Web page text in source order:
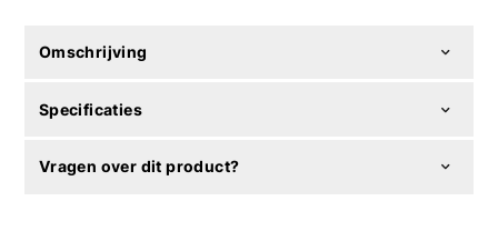
Omschrijving
Specificaties
Vragen over dit product?